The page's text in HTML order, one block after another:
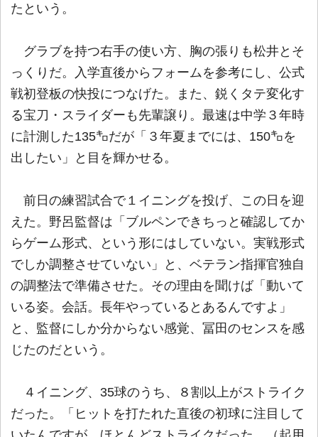
たという。
グラブを持つ右手の使い方、胸の張りも松井とそ
っくりだ。入学直後からフォームを参考にし、公式
戦初登板の快投につなげた。また、鋭くタテ変化す
る宝刀・スライダーも先輩譲り。最速は中学３年時
に計測した135㌔だが「３年夏までには、150㌔を
出したい」と目を輝かせる。
前日の練習試合で１イニングを投げ、この日を迎
えた。野呂監督は「ブルペンできちっと確認してか
らゲーム形式、という形にはしていない。実戦形式
でしか調整させていない」と、ベテラン指揮官独自
の調整法で準備させた。その理由を聞けば「動いて
いる姿。会話。長年やっているとあるんですよ」
と、監督にしか分からない感覚、冨田のセンスを感
じたのだという。
４イニング、35球のうち、８割以上がストライク
だった。「ヒットを打たれた直後の初球に注目して